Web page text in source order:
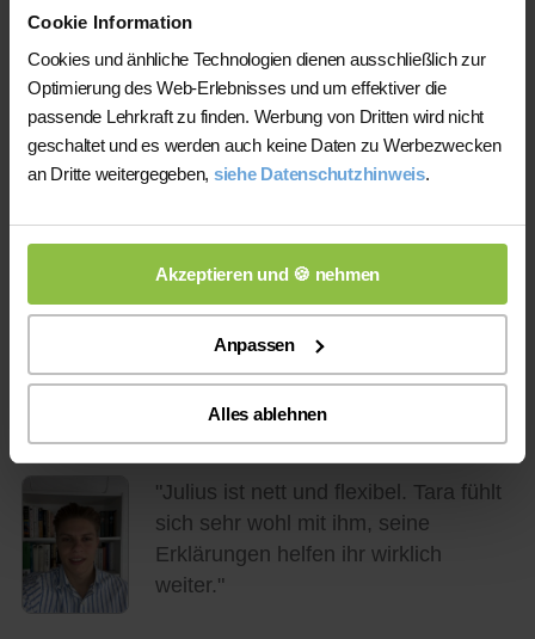
Cookie Information
Cookies und änhliche Technologien dienen ausschließlich zur
Optimierung des Web-Erlebnisses und um effektiver die
passende Lehrkraft zu finden. Werbung von Dritten wird nicht
geschaltet und es werden auch keine Daten zu Werbezwecken
an Dritte weitergegeben, siehe Datenschutzhinweis.
Akzeptieren und 🍪 nehmen
Anpassen
Alles ablehnen
bereitet sich sehr gut vor und Erfolge
zuverlässig.! Von einer 5 im
Grundkurs hat mein Sohn (Q1) sich erst auf eine 3
und jetzt sogar auf eine 2 im Leistungskurs
verbessert! Nur zu empfehlen"
Der Nachhilfeschüler konnte sich um
1 Notevon einer3auf eine
steigern. Glückwunsch, weiter so!
Am 23.01.2025 von Tina Berndt
über Julius
"Julius ist nett und flexibel. Tara fühlt
sich sehr wohl mit ihm, seine
Erklärungen helfen ihr wirklich
weiter."